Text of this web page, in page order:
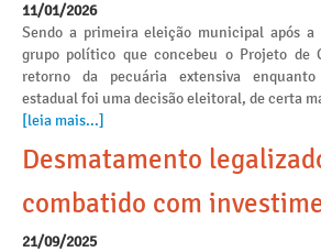
11/01/2026
Sendo a primeira eleição municipal após a
grupo político que concebeu o Projeto de
retorno da pecuária extensiva
estadual foi uma decisão eleitoral, de certa
[leia mais...]
Desmatamento
combatido com
21/09/2025